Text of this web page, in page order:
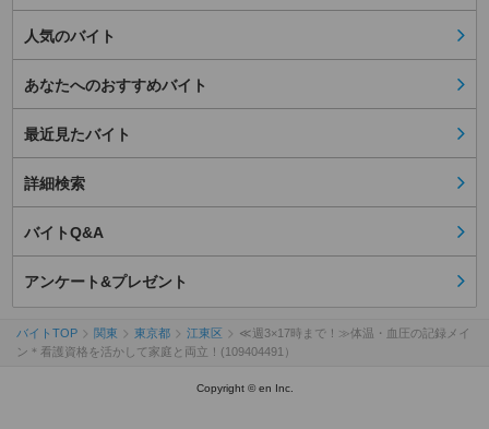
人気のバイト
あなたへのおすすめバイト
最近見たバイト
詳細検索
バイトQ&A
アンケート&プレゼント
バイトTOP 関東 東京都 江東区
≪週3×17時まで！≫体温・血圧の記録メイ
ン＊看護資格を活かして家庭と両立！(109404491）
Copyright © en Inc.